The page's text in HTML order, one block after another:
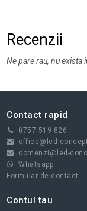
Recenzii
Ne pare rau, nu exista
Contact rapid
0757 519 826
office@led-
comenzi@led-
Whatsapp
Formular de contact
Contul tau